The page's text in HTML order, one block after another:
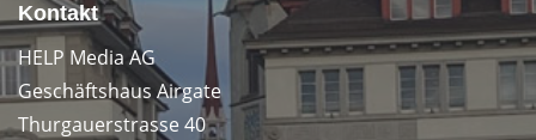
Kontakt
HELP Media AG
Geschäftshaus Airgate
Thurgauerstrasse 40